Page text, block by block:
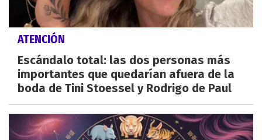
ATENCIÓN
Escándalo total: las dos personas más
importantes que quedarían afuera de la
boda de Tini Stoessel y Rodrigo de Paul